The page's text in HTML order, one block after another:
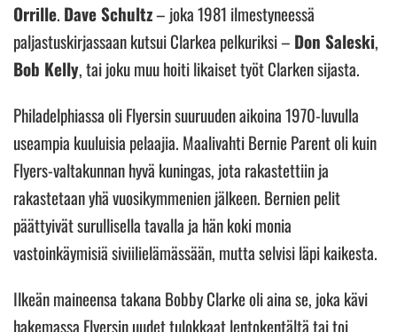
Orrille. Dave Schultz– joka 1981 ilmestyneessä
paljastuskirjassaan kutsui Clarkea pelkuriksi – Don Saleski,
Bob Kelly, tai joku muu hoiti likaiset työt Clarken sijasta.
Philadelphiassa oli Flyersin suuruuden aikoina 1970-luvulla
useampia kuuluisia pelaajia. Maalivahti Bernie Parent oli kuin
Flyers-valtakunnan hyvä kuningas, jota rakastettiin ja
rakastetaan yhä vuosikymmenien jälkeen. Bernien pelit
päättyivät surullisella tavalla ja hän koki monia
vastoinkäymisiä siviilielämässään, mutta selvisi läpi kaikesta.
Ilkeän maineensa takana Bobby Clarke oli aina se, joka kävi
hakemassa Flyersin uudet tulokkaat lentokentältä tai toi